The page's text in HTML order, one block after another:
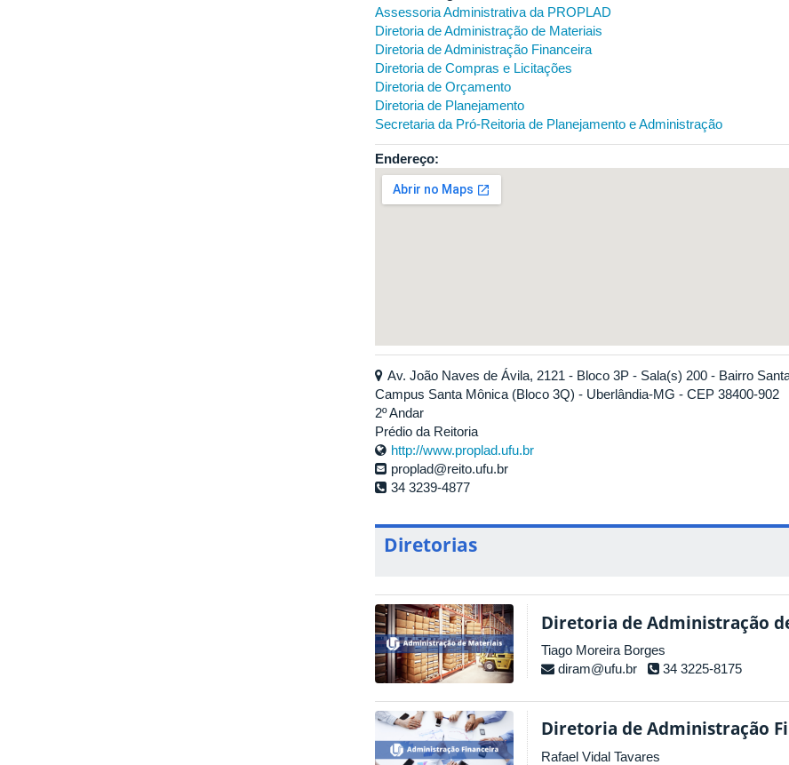
Assessoria Administrativa da PROPLAD
Diretoria de Administração de Materiais
Diretoria de Administração Financeira
Diretoria de Compras e Licitações
Diretoria de Orçamento
Diretoria de Planejamento
Secretaria da Pró-Reitoria de Planejamento e Administração
Endereço:
Av. João Naves de Ávila, 2121 - Bloco 3P - Sala(s) 200 - Bairro
Campus Santa Mônica (Bloco 3Q) - Uberlândia-MG - CEP 38400-902
2º Andar
Prédio da Reitoria
http://www.proplad.ufu.br
proplad@reito.ufu.br
34 3239-4877
Diretorias
Diretoria de Administração
Tiago Moreira Borges
diram@ufu.br
34 3225-8175
Diretoria de Administração
Rafael Vidal Tavares